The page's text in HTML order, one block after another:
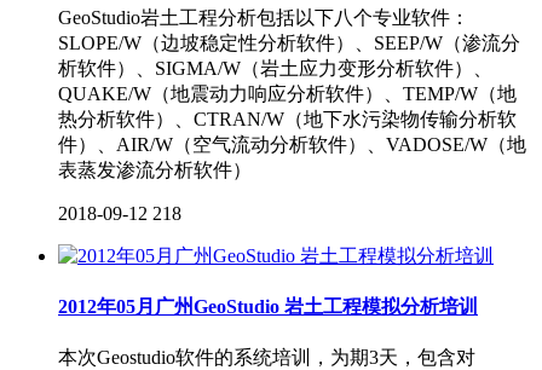
GeoStudio岩土工程分析包括以下八个专业软件：
SLOPE/W（边坡稳定性分析软件）、SEEP/W（渗流分
析软件）、SIGMA/W（岩土应力变形分析软件）、
QUAKE/W（地震动力响应分析软件）、TEMP/W（地
热分析软件）、CTRAN/W（地下水污染物传输分析软
件）、AIR/W（空气流动分析软件）、VADOSE/W（地
表蒸发渗流分析软件）
2018-09-12 218
2012年05月广州GeoStudio 岩土工程模拟分析培训
本次Geostudio软件的系统培训，为期3天，包含对